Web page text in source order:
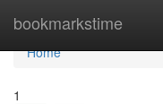
bookmarkstime
Home
Home
1